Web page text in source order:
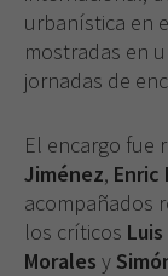
urbanística en
mostradas en
jornadas de
El encargo fue
Jiménez, Enric
acompañados
los críticos
Morales y